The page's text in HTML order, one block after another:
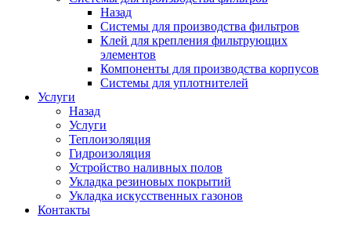
Назад
Системы для производства фильтров
Клей для крепления фильтрующих
элементов
Компоненты для производства корпусов
Системы для уплотнителей
Услуги
Назад
Услуги
Теплоизоляция
Гидроизоляция
Устройство наливных полов
Укладка резиновых покрытий
Укладка искусственных газонов
Контакты